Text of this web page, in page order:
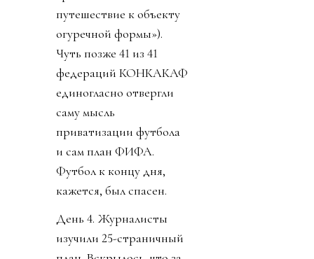
путешествие к объекту
огуречной формы»).
Чуть позже 41 из 41
федераций КОНКАКАФ
единогласно отвергли
саму мысль
приватизации футбола
и сам план ФИФА.
Футбол к концу дня,
кажется, был спасен.
День 4. Журналисты
изучили 25-страничный